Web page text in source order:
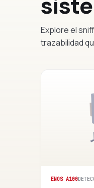
Explore el
trazabilidad
ENOS A100